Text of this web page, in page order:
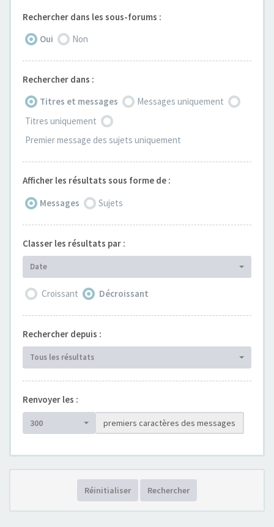
Rechercher dans les sous-forums :
Oui
Non
Rechercher dans :
Titres et messages
Messages uniquement
Titres uniquement
Premier message des sujets uniquement
Afficher les résultats sous forme de :
Messages
Sujets
Classer les résultats par :
Date
Croissant Décroissant
Rechercher depuis :
Tous les résultats
Renvoyer les :
300 premiers caractères des messages
Réinitialiser Rechercher